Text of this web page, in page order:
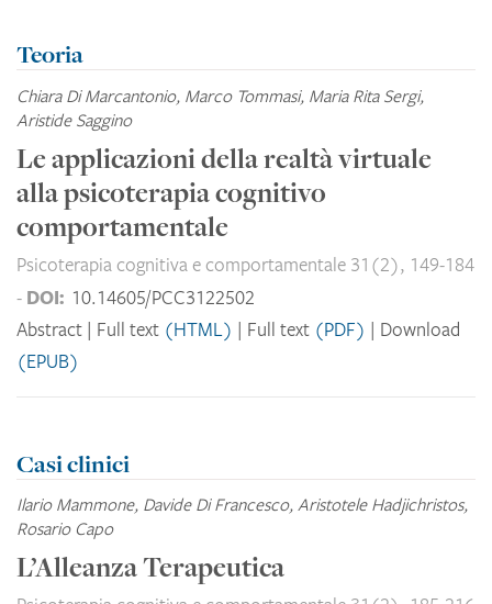
Teoria
Chiara Di Marcantonio, Marco Tommasi, Maria Rita Sergi,
Aristide Saggino
Le applicazioni della realtà virtuale
alla psicoterapia cognitivo
comportamentale
Psicoterapia cognitiva e comportamentale 31(2), 149-184
- DOI: 10.14605/PCC3122502
Abstract
Full text (HTML) Full text (PDF)
Download
(EPUB)
Casi clinici
Ilario Mammone, Davide Di Francesco, Aristotele Hadjichristos,
Rosario Capo
L’Alleanza Terapeutica